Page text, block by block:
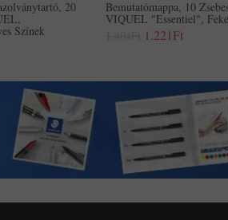
20
Színek
Bemutatómappa, 10
VIQUEL "Essentiel",
1,221Ft